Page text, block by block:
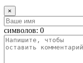
×
символов: 0